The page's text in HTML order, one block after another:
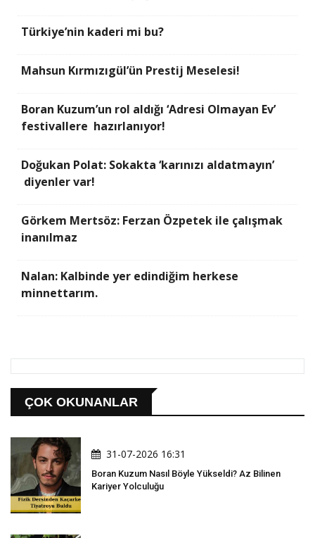
Türkiye’nin kaderi mi bu?
Mahsun Kırmızıgül’ün Prestij Meselesi!
Boran Kuzum’un rol aldığı ‘Adresi Olmayan Ev’
festivallere hazırlanıyor!
Doğukan Polat: Sokakta ‘karınızı aldatmayın’
diyenler var!
Görkem Mertsöz: Ferzan Özpetek ile çalışmak
inanılmaz
Nalan: Kalbinde yer edindiğim herkese
minnettarım.
ÇOK OKUNANLAR
31-07-2026 16:31
Boran Kuzum Nasıl Böyle Yükseldi? Az Bilinen
Kariyer Yolculuğu